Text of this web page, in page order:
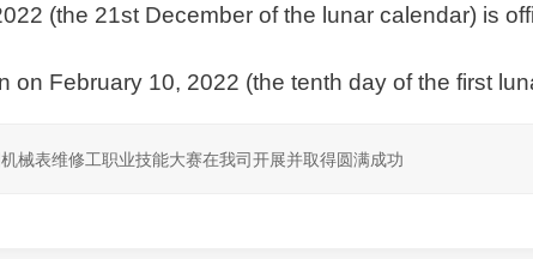
(the 21st December of the lunar calendar) is
on February 10, 2022 (the tenth day of the first
械表维修工职业技能大赛在我司开展并取得圆满成功